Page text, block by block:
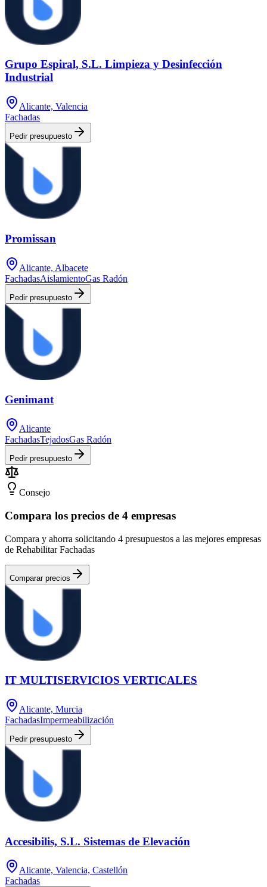
Grupo Espiral, S.L. Limpieza y Desinfección
Industrial
Alicante, Valencia
Fachadas
Pedir presupuesto
Promissan
Alicante, Albacete
FachadasAislamientoGas Radón
Pedir presupuesto
Genimant
Alicante
FachadasTejadosGas Radón
Pedir presupuesto
Consejo
Compara los precios de 4 empresas
Compara y ahorra solicitando 4 presupuestos a las mejores empresas
de Rehabilitar Fachadas
Comparar precios
IT MULTISERVICIOS VERTICALES
Alicante, Murcia
FachadasImpermeabilización
Pedir presupuesto
Accesibilis, S.L. Sistemas de Elevación
Alicante, Valencia, Castellón
Fachadas